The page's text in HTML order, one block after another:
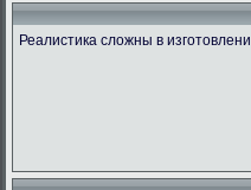
Скачано: 76
Реалистика сложны в